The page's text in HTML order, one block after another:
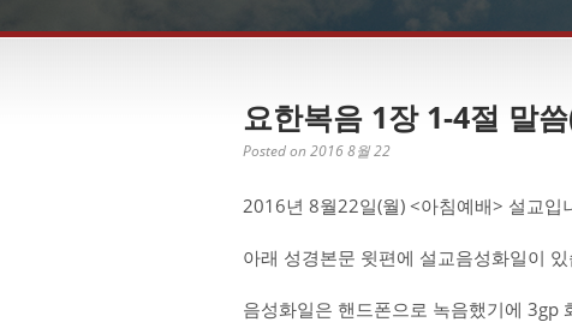
요한복음 1장 1-4절 말
Posted on 2016 8월 22
2016년 8월22일(월) <아침예배> 설교입
아래 성경본문 윗편에 설교음성화일이
음성화일은 핸드폰으로 녹음했기에 3gp